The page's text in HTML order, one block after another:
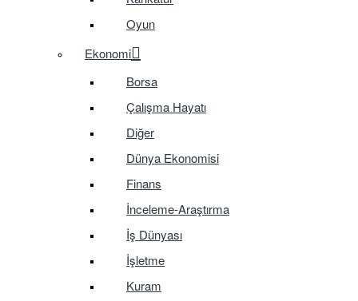
Oyun
Ekonomi
Borsa
Çalışma Hayatı
Diğer
Dünya Ekonomisi
Finans
İnceleme-Araştırma
İş Dünyası
İşletme
Kuram